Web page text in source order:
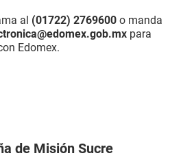
al (01722) 2769600 o manda
para
Edomex.
de Misión Sucre